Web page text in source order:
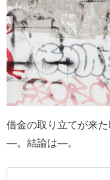
借金の取り立てが来
―。結論は―。